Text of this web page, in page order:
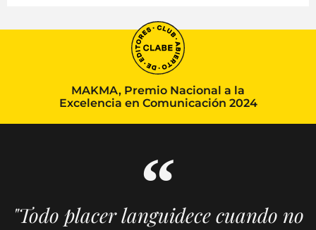
MAKMA, Premio Nacional a la
Excelencia en Comunicación 2024
"Todo placer languidece cuando no